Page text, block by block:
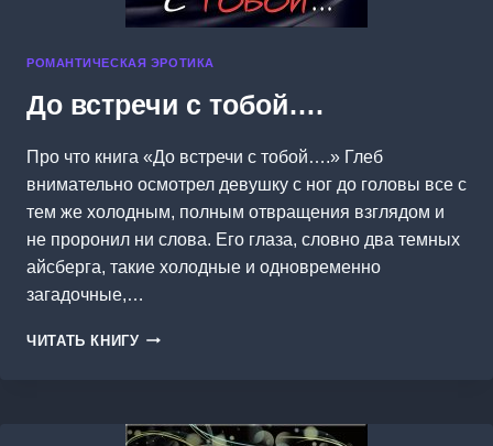
РОМАНТИЧЕСКАЯ ЭРОТИКА
До встречи с тобой….
Про что книга «До встречи с тобой….» Глеб
внимательно осмотрел девушку с ног до головы все с
тем же холодным, полным отвращения взглядом и
не проронил ни слова. Его глаза, словно два темных
айсберга, такие холодные и одновременно
загадочные,…
ЧИТАТЬ КНИГУ ДО